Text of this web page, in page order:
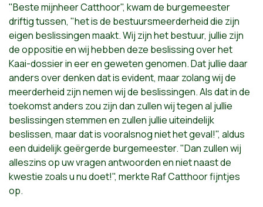
"Beste mijnheer Catthoor", kwam de burgemeester
driftig tussen, "het is de bestuursmeerderheid die zijn
eigen beslissingen maakt. Wij zijn het bestuur, jullie zijn
de oppositie en wij hebben deze beslissing over het
Kaai-dossier in eer en geweten genomen. Dat jullie daar
anders over denken dat is evident, maar zolang wij de
meerderheid zijn nemen wij de beslissingen. Als dat in de
toekomst anders zou zijn dan zullen wij tegen al jullie
beslissingen stemmen en zullen jullie uiteindelijk
beslissen, maar dat is vooralsnog niet het geval!", aldus
een duidelijk geërgerde burgemeester."Dan zullen wij
alleszins op uw vragen antwoorden en niet naast de
kwestie zoals u nu doet!", merkte Raf Catthoor fijntjes
op.